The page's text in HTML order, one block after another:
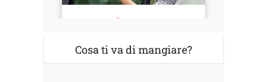
Cosa ti va di mangiare?